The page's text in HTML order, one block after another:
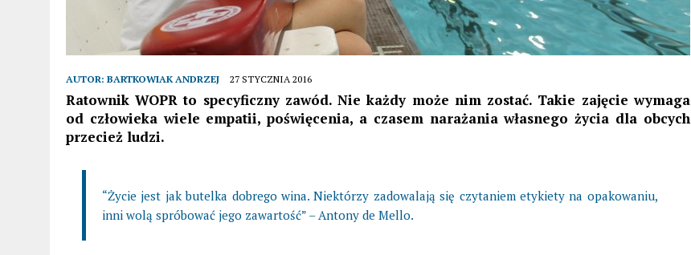
AUTOR: BARTKOWIAK ANDRZEJ 27 STYCZNIA 2016
Ratownik WOPR to specyficzny zawód. Nie każdy może nim zostać. Takie zajęcie wymaga
od człowieka wiele empatii, poświęcenia, a czasem narażania własnego życia dla obcych
przecież ludzi.
“Życie jest jak butelka dobrego wina. Niektórzy zadowalają się czytaniem etykiety na opakowaniu,
inni wolą spróbować jego zawartość” – Antony de Mello.